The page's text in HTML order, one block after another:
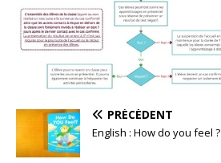
PRÉCÉDENT
English : How do you feel ?